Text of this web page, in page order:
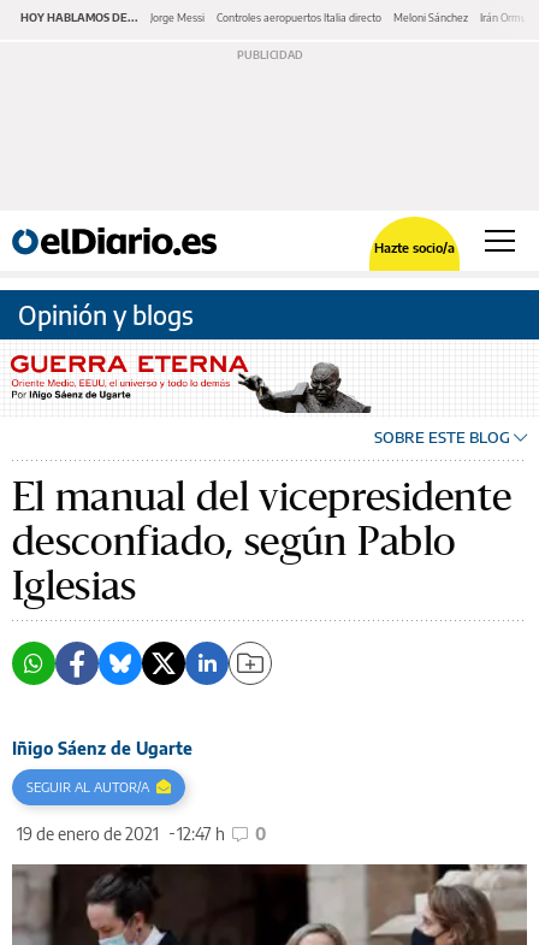
HOY HABLAMOS DE... Jorge Messi Controles aeropuertos Italia directo Meloni Sánchez Irán Ormuz
Hazte socio/a
Opinión y blogs
SOBRE ESTE BLOG
El manual del vicepresidente
desconfiado, según Pablo
Iglesias
Iñigo Sáenz de Ugarte
19 de enero de 2021 12:47 h 0
SEGUIR AL AUTOR/A